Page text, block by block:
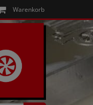
Warenkorb